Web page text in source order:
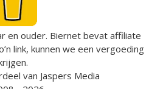
en ouder. Biernet bevat affiliate
link, kunnen we een vergoeding
van Jaspers Media